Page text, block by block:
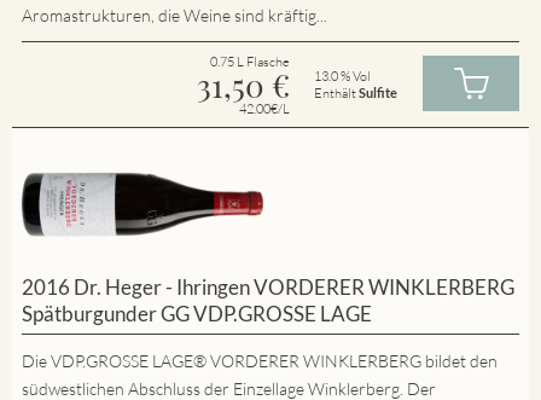
Aromastrukturen, die Weine sind kräftig...
0.75 L Flasche
31,50 €
42.00€/L
13.0 % Vol
EnthältSulfite
2016 Dr. Heger - Ihringen VORDERER WINKLERBERG
Spätburgunder GG VDP.GROSSE LAGE
Die VDP.GROSSE LAGE® VORDERER WINKLERBERG bildet den
südwestlichen Abschluss der Einzellage Winklerberg. Der